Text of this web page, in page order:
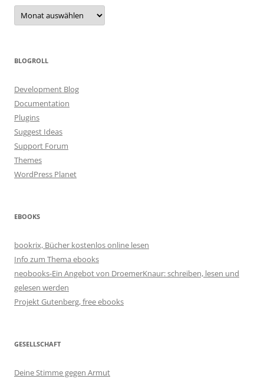
Archiv
BLOGROLL
Development Blog
Documentation
Plugins
Suggest Ideas
Support Forum
Themes
WordPress Planet
EBOOKS
bookrix, Bücher kostenlos online lesen
Info zum Thema ebooks
neobooks-Ein Angebot von DroemerKnaur: schreiben, lesen und
gelesen werden
Projekt Gutenberg, free ebooks
GESELLSCHAFT
Deine Stimme gegen Armut